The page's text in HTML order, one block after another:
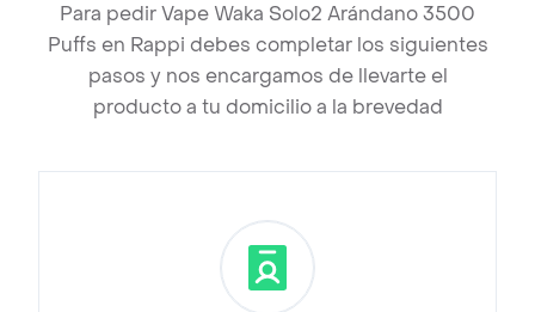
Para pedir Vape Waka Solo2 Arándano 3500
Puffs en Rappi debes completar los siguientes
pasos y nos encargamos de llevarte el
producto a tu domicilio a la brevedad